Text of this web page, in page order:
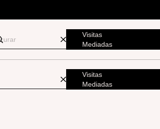
Visitas
Mediadas
Visitas
Mediadas